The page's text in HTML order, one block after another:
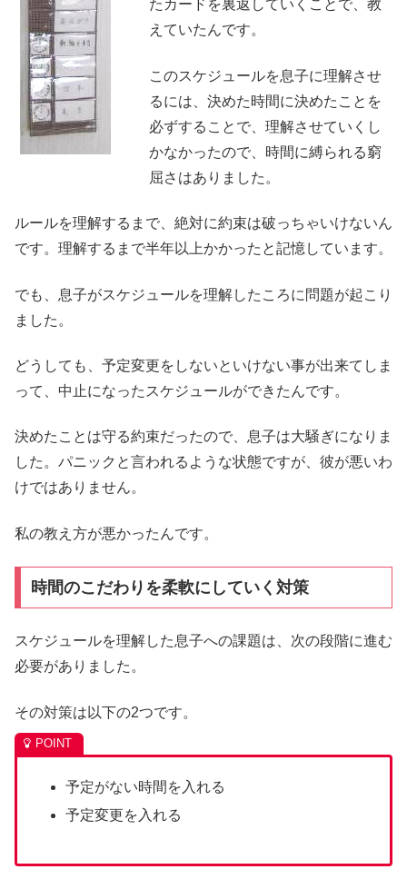
たカードを裏返していくことで、教
えていたんです。
このスケジュールを息子に理解させ
るには、決めた時間に決めたことを
必ずすることで、理解させていくし
かなかったので、時間に縛られる窮
屈さはありました。
ルールを理解するまで、絶対に約束は破っちゃいけないん
です。理解するまで半年以上かかったと記憶しています。
でも、息子がスケジュールを理解したころに問題が起こり
ました。
どうしても、予定変更をしないといけない事が出来てしま
って、中止になったスケジュールができたんです。
決めたことは守る約束だったので、息子は大騒ぎになりま
した。パニックと言われるような状態ですが、彼が悪いわ
けではありません。
私の教え方が悪かったんです。
時間のこだわりを柔軟にしていく対策
スケジュールを理解した息子への課題は、次の段階に進む
必要がありました。
その対策は以下の2つです。
予定がない時間を入れる
予定変更を入れる